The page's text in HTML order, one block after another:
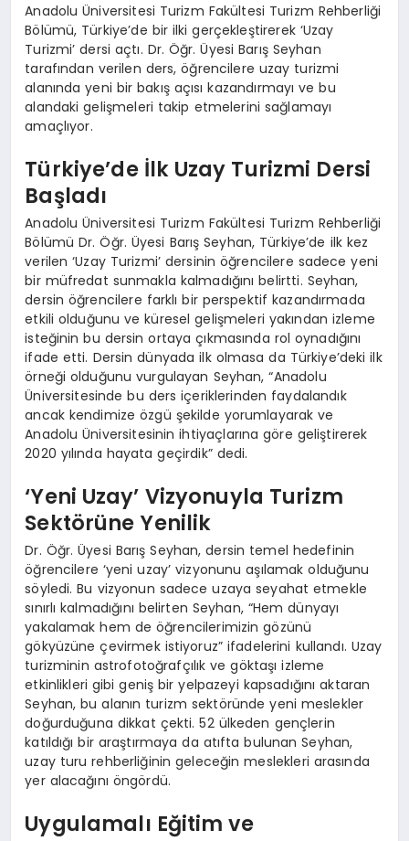
Anadolu Üniversitesi Turizm Fakültesi Turizm Rehberliği
Bölümü, Türkiye’de bir ilki gerçekleştirerek ‘Uzay
Turizmi’ dersi açtı. Dr. Öğr. Üyesi Barış Seyhan
tarafından verilen ders, öğrencilere uzay turizmi
alanında yeni bir bakış açısı kazandırmayı ve bu
alandaki gelişmeleri takip etmelerini sağlamayı
amaçlıyor.
Türkiye’de İlk Uzay Turizmi Dersi
Başladı
Anadolu Üniversitesi Turizm Fakültesi Turizm Rehberliği
Bölümü Dr. Öğr. Üyesi Barış Seyhan, Türkiye’de ilk kez
verilen ‘Uzay Turizmi’ dersinin öğrencilere sadece yeni
bir müfredat sunmakla kalmadığını belirtti. Seyhan,
dersin öğrencilere farklı bir perspektif kazandırmada
etkili olduğunu ve küresel gelişmeleri yakından izleme
isteğinin bu dersin ortaya çıkmasında rol oynadığını
ifade etti. Dersin dünyada ilk olmasa da Türkiye’deki ilk
örneği olduğunu vurgulayan Seyhan, “Anadolu
Üniversitesinde bu ders içeriklerinden faydalandık
ancak kendimize özgü şekilde yorumlayarak ve
Anadolu Üniversitesinin ihtiyaçlarına göre geliştirerek
2020 yılında hayata geçirdik” dedi.
‘Yeni Uzay’ Vizyonuyla Turizm
Sektörüne Yenilik
Dr. Öğr. Üyesi Barış Seyhan, dersin temel hedefinin
öğrencilere ‘yeni uzay’ vizyonunu aşılamak olduğunu
söyledi. Bu vizyonun sadece uzaya seyahat etmekle
sınırlı kalmadığını belirten Seyhan, “Hem dünyayı
yakalamak hem de öğrencilerimizin gözünü
gökyüzüne çevirmek istiyoruz” ifadelerini kullandı. Uzay
turizminin astrofotoğrafçılık ve göktaşı izleme
etkinlikleri gibi geniş bir yelpazeyi kapsadığını aktaran
Seyhan, bu alanın turizm sektöründe yeni meslekler
doğurduğuna dikkat çekti. 52 ülkeden gençlerin
katıldığı bir araştırmaya da atıfta bulunan Seyhan,
uzay turu rehberliğinin geleceğin meslekleri arasında
yer alacağını öngördü.
Uygulamalı Eğitim ve